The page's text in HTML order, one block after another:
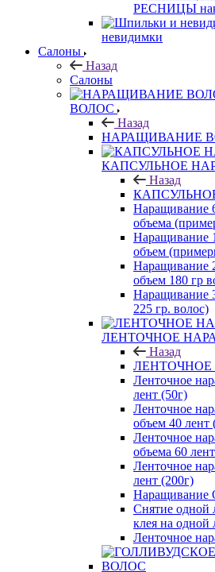
РЕСНИЦЫ
невидимки
Салоны
Назад
Салоны
ВОЛОС
Назад
НАРАЩИВАНИЕ
КАПСУЛЬНОЕ
Назад
Наращивание
объема
Наращивание
объем
Наращивание
объем 180 гр
Наращивание
225 гр. волос)
ЛЕНТОЧНОЕ
Назад
Ленточное
лент (50г)
Ленточное
объем 40 лент
Ленточное
объема 60
Ленточное
лент (200г)
Наращивание
Снятие одной
клея на одной
Ленточное